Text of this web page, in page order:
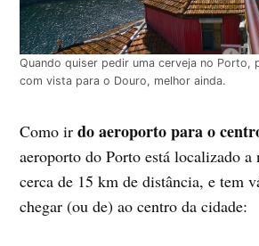
Quando quiser pedir uma cerveja no Porto,
com vista para o Douro, melhor ainda.
Como irdo aeroporto para o
aeroporto do Porto está localizado a
cerca de 15 km de distância, e tem
chegar (ou de) ao centro da cidade: